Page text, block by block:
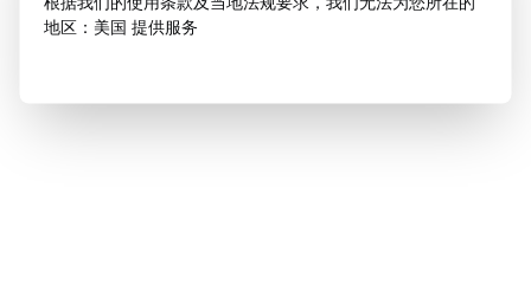
地区：美国 提供服务